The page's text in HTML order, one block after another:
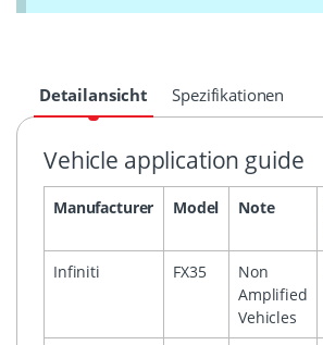
Detailansicht Spezifikationen
Vehicle application guide
Manufacturer Model Note
Infiniti FX35
Non
Amplified
Vehicles